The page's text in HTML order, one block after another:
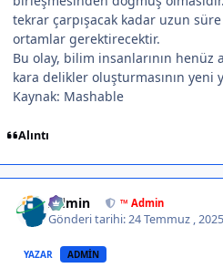
tekrar çarpışacak kadar uzun
ortamlar gerektirecektir.
Bu olay, bilim insanlarının henüz
kara delikler oluşturmasının yeni
Kaynak: Mashable
Alıntı
Admin ™ Admin
Gönderi tarihi:24 Temmuz , 2025
YAZAR ADMIN